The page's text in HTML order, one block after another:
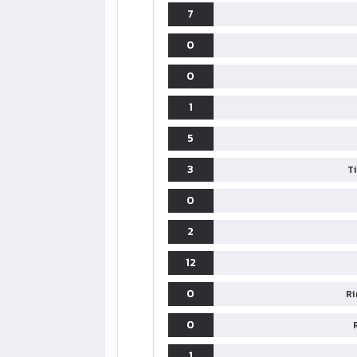
7
0
0
1
5
3
0
2
12
0
0
LIGUE1
Squadra
PSG
Monaco